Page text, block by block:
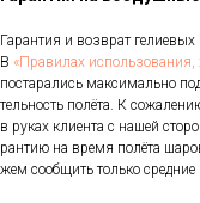
Га­ран­тия и воз­врат
В «Пра­ви­лах ис­поль­зо­ва­ния,
пос­та­рались мак­си­маль­но
тель­ность по­лёта. К
в ру­ках кли­ен­та с на­шей
ран­тию на вре­мя по­лёта
жем со­об­щить толь­ко